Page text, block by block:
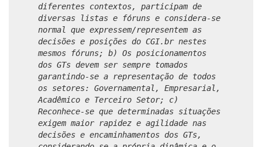
diferentes contextos, participam de
diversas listas e fóruns e considera-se
normal que expressem/representem as
decisões e posições do CGI.br nestes
mesmos fóruns; b) Os posicionamentos
dos GTs devem ser sempre tomados
garantindo-se a representação de todos
os setores: Governamental, Empresarial,
Acadêmico e Terceiro Setor; c)
Reconhece-se que determinadas situações
exigem maior rapidez e agilidade nas
decisões e encaminhamentos dos GTs,